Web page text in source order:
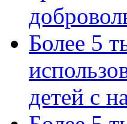
Более 5
детей с